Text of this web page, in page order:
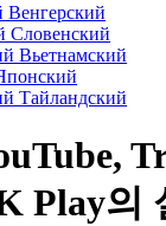
Венгерский
Словенский
Вьетнамский
Тайландский
Play의